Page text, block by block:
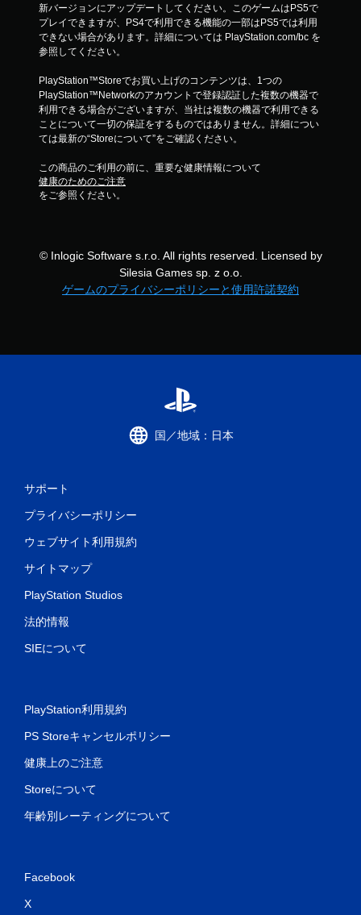
新バージョンにアップデートしてください。このゲームはPS5で
プレイできますが、PS4で利用できる機能の一部はPS5では利用
できない場合があります。詳細については PlayStation.com/bc を
参照してください。
PlayStation™Storeでお買い上げのコンテンツは、1つの
PlayStation™Networkのアカウントで登録認証した複数の機器で
利用できる場合がございますが、当社は複数の機器で利用できる
ことについて一切の保証をするものではありません。詳細につい
ては最新の“Storeについて”をご確認ください。
この商品のご利用の前に、重要な健康情報について
健康のためのご注意
をご参照ください。
© Inlogic Software s.r.o. All rights reserved. Licensed by
Silesia Games sp. z o.o.
ゲームのプライバシーポリシーと使用許諾契約
国／地域：日本
サポート
プライバシーポリシー
ウェブサイト利用規約
サイトマップ
PlayStation Studios
法的情報
SIEについて
PlayStation利用規約
PS Storeキャンセルポリシー
健康上のご注意
Storeについて
年齢別レーティングについて
Facebook
X